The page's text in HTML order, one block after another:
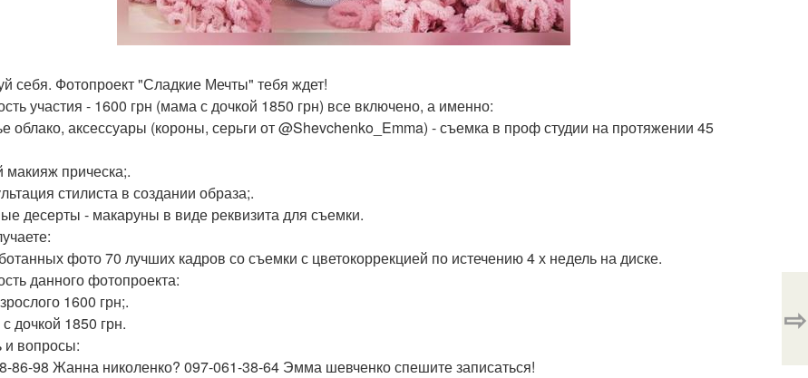
себя. Фотопроект "Сладкие Мечты" тебя ждет!
участия - 1600 грн (мама с дочкой 1850 грн) все включено, а именно:
облако, аксессуары (короны, серьги от @Shevchenko_Emma) - съемка в проф студии на протяжении 45
макияж прическа;.
стилиста в создании образа;.
десерты - макаруны в виде реквизита для съемки.
фото 70 лучших кадров со съемки с цветокоррекцией по истечению 4 х недель на диске.
данного фотопроекта:
1600 грн;.
дочкой 1850 грн.
и вопросы:
86-98 Жанна николенко? 097-061-38-64 Эмма шевченко спешите записаться!
⇨